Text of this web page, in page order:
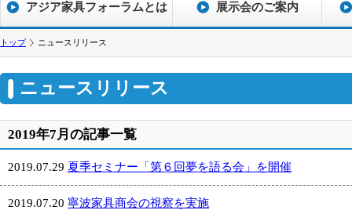
アジア家具フォーラムとは 展示会のご案内
トップ ニュースリリース
ニュースリリース
2019年7月の記事一覧
2019.07.29 夏季セミナー「第６回夢を語る会」を開催
2019.07.20 寧波家具商会の視察を実施